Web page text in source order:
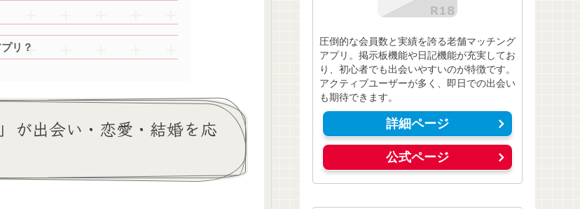
リ？
が出会い・恋愛・結婚を応
圧倒的な会員数と実績を誇る老舗マッチング
アプリ。掲示板機能や日記機能が充実してお
り、初心者でも出会いやすいのが特徴です。
アクティブユーザーが多く、即日での出会い
も期待できます。
詳細ページ
公式ページ